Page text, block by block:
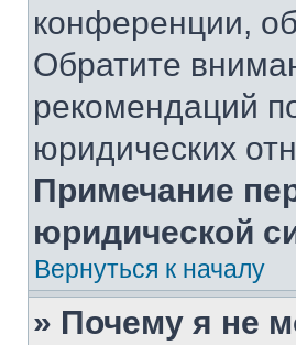
конференции,
Обратите
рекомендаций
юридических
Примечание
юридической
Вернуться к началу
» Почему я не